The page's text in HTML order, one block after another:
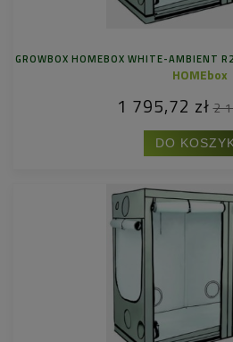
GROWBOX HOMEBOX WHITE-AMBIENT
HOMEbox
1 795,72 zł 2
DO